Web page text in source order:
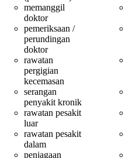
memanggil
doktor
pemeriksaan /
perundingan
doktor
rawatan
pergigian
kecemasan
serangan
penyakit kronik
rawatan pesakit
luar
rawatan pesakit
dalam
penjagaan